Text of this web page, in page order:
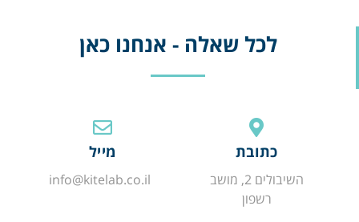
לכל שאלה - אנחנו כאן
כתובת
השיבולים 2, מושב
רשפון
מייל
info@kitelab.co.il